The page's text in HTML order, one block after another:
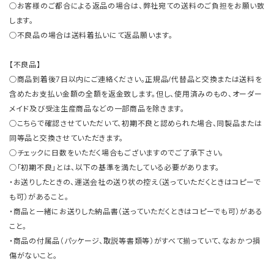
○お客様のご都合による返品の場合は、弊社宛ての送料のご負担をお願い致
します。
○不良品の場合は送料着払いにて返品願います。
【不良品】
○商品到着後7日以内にご連絡ください。正規品/代替品と交換または送料を
含めたお支払い金額の全額を返金致します。但し、使用済みのもの、オーダー
メイド及び受注生産商品などの一部商品を除きます。
○こちらで確認させていただいて、初期不良と認められた場合、同製品または
同等品と交換させていただきます。
○チェックに日数をいただく場合もございますのでご了承下さい。
○「初期不良」とは、以下の基準を満たしている必要があります。
・お送りしたときの、運送会社の送り状の控え（送っていただくときはコピーで
も可）があること。
・商品と一緒にお送りした納品書（送っていただくときはコピーでも可）がある
こと。
・商品の付属品（パッケージ、取説等書類等）がすべて揃っていて、なおかつ損
傷がないこと。